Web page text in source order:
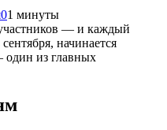
01 минуты
— и каждый
начинается
один из главных